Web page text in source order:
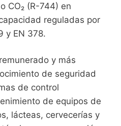
CO₂ (R-744) en
reguladas por
y EN 378.
y más
de seguridad
de control
de equipos de
lácteas, cervecerías y